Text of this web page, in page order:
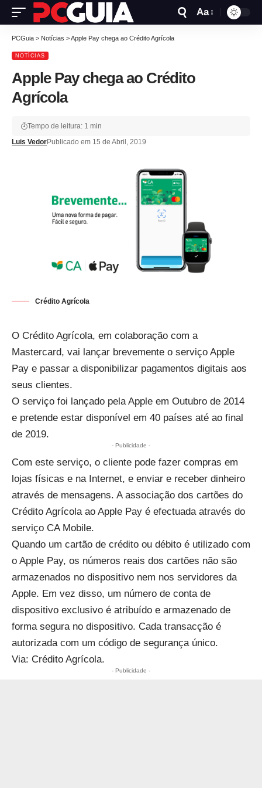
Aa
PCGuia > Notícias >Apple Pay chega ao Crédito Agrícola
NOTÍCIAS
Apple Pay chega ao Crédito
Agrícola
Luis VedorPublicado em 15 de Abril, 2019
Tempo de leitura: 1 min
Crédito Agrícola
O Crédito Agrícola, em colaboração com a
Mastercard, vai lançar brevemente o serviço Apple
Pay e passar a disponibilizar pagamentos digitais aos
seus clientes.
O serviço foi lançado pela Apple em Outubro de 2014
e pretende estar disponível em 40 países até ao final
de 2019.
- Publicidade -
Com este serviço, o cliente pode fazer compras em
lojas físicas e na Internet, e enviar e receber dinheiro
através de mensagens. A associação dos cartões do
Crédito Agrícola ao Apple Pay é efectuada através do
serviço CA Mobile.
Quando um cartão de crédito ou débito é utilizado com
o Apple Pay, os números reais dos cartões não são
armazenados no dispositivo nem nos servidores da
Apple. Em vez disso, um número de conta de
dispositivo exclusivo é atribuído e armazenado de
forma segura no dispositivo. Cada transacção é
autorizada com um código de segurança único.
Via: Crédito Agrícola.
- Publicidade -